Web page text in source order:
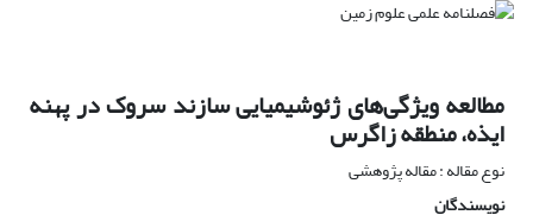
مطالعه ویژگی‌های ژئوشیمیایی سازند سروک در پهنه
ایذه، منطقه زاگرس
نوع مقاله : مقاله پژوهشی
نویسندگان